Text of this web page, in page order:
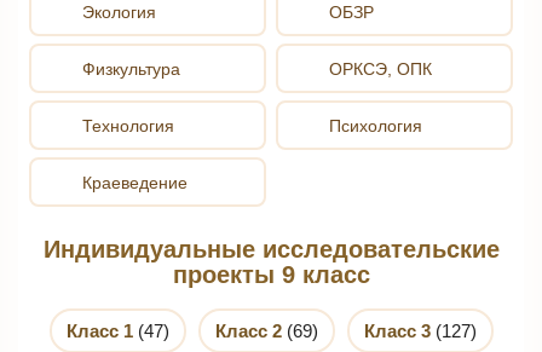
Экология ОБЗР
Физкультура
Технология
Краеведение
ОРКСЭ, ОПК
Психология
Индивидуальные исследовательские
проекты 9 класс
Класс 1(47) Класс 2(69) Класс 3(127)